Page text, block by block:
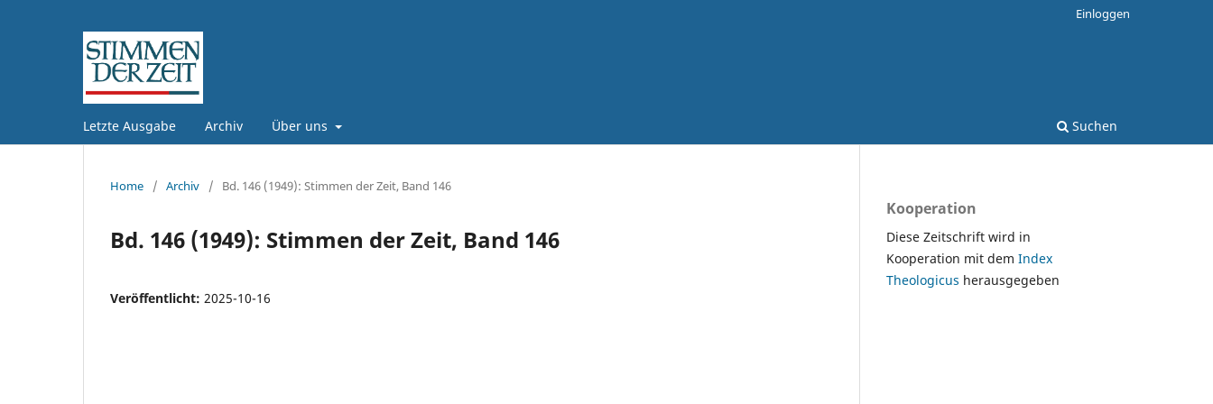
Letzte Ausgabe Archiv Über uns Suchen
Einloggen
Home / Archiv / Bd. 146 (1949): Stimmen der Zeit, Band 146
Bd. 146 (1949): Stimmen der Zeit, Band 146
Veröffentlicht: 2025-10-16
Kooperation
Diese Zeitschrift wird in
Kooperation mit dem Index
Theologicus herausgegeben